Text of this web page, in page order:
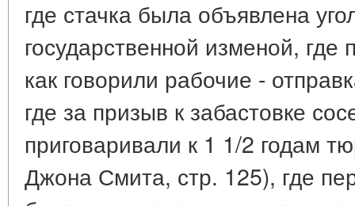
где стачка была объявлена
государственной изменой,
как говорили рабочие -
где за призыв к забастовке
приговаривали к 1 1/2 годам
Джона Смита, стр. 125), где